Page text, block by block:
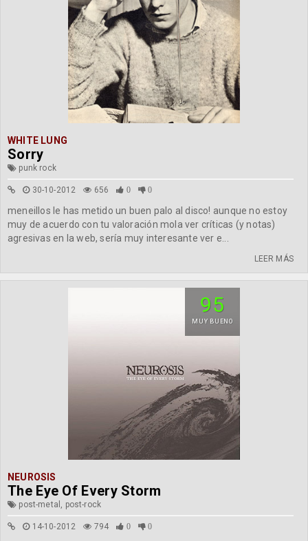
WHITE LUNG
Sorry
punk rock
30-10-2012 656 0 0
meneillos le has metido un buen palo al disco! aunque no estoy
muy de acuerdo con tu valoración mola ver críticas (y notas)
agresivas en la web, sería muy interesante ver e...
LEER MÁS
95
MUY BUENO
NEUROSIS
The Eye Of Every Storm
post-metal, post-rock
14-10-2012 794 0 0